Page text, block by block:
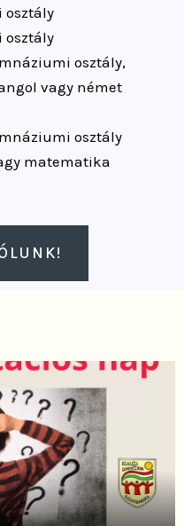
osztály
osztály
osztály,
vagy német
osztály
matematika